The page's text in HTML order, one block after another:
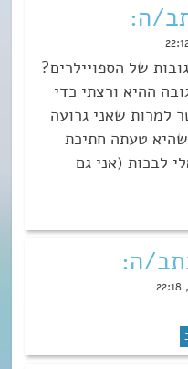
ה:
של הספויילרים?
ההיא ורצתי כדי
למרות שאני גרועה
טעתה חתיכת
לבכות (אני גם
ה: